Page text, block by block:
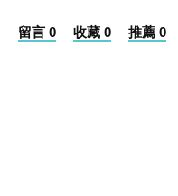
留言 0 收藏 0 推薦 0